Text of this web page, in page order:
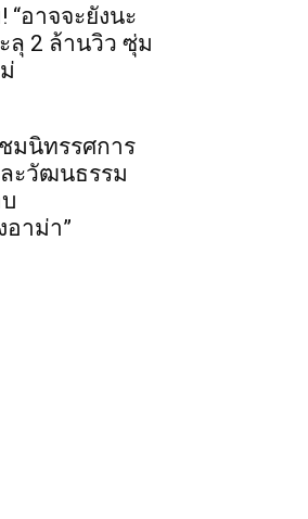
อาจจะยังนะ
ลุ 2 ล้านวิว ซุ่ม
มนิทรรศการ
ะวัฒนธรรม
อาม่า”